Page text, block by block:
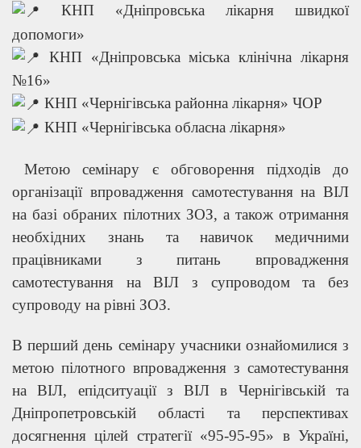
КНП «Дніпровська лікарня швидкої
допомоги»
КНП «Дніпровська міська клінічна лікарня
№16»
КНП «Чернігівська районна лікарня» ЧОР
КНП «Чернігівська обласна лікарня»
Метою семінару є обговорення підходів до
організації впровадження самотестування на ВІЛ
на базі обраних пілотних ЗОЗ, а також отримання
необхідних знань та навичок медичними
працівниками з питань впровадження
самотестування на ВІЛ з супроводом та без
супроводу на рівні ЗОЗ.
В перший день семінару учасники ознайомилися з
метою пілотного впровадження з самотестування
на ВІЛ, епідситуації з ВІЛ в Чернігівській та
Дніпропетровській області та перспективах
досягнення цілей стратегії «95-95-95» в Україні,